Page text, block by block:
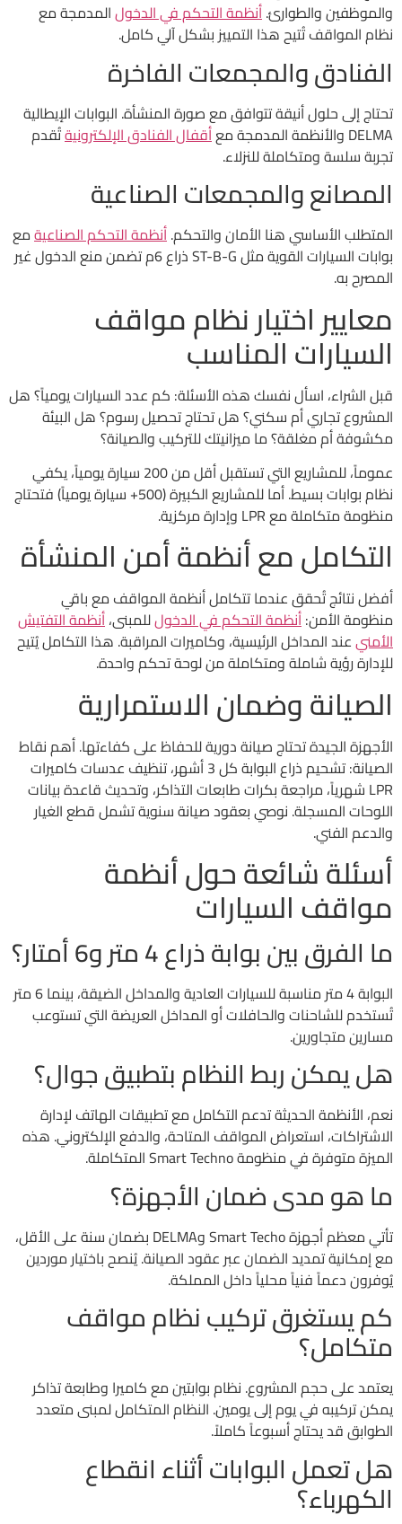
والموظفين والطوارئ.أنظمة التحكم في الدخولالمدمجة مع
نظام المواقف تُتيح هذا التمييز بشكل آلي كامل.
الفنادق والمجمعات الفاخرة
تحتاج إلى حلول أنيقة تتوافق مع صورة المنشأة. البوابات الإيطالية
DELMA والأنظمة المدمجة مع
أقفال الفنادق الإلكترونيةتُقدم
تجربة سلسة ومتكاملة للنزلاء.
المصانع والمجمعات الصناعية
المتطلب الأساسي هنا الأمان والتحكم.أنظمة التحكم الصناعيةمع
بوابات السيارات القوية مثل ST-B-G ذراع 6م تضمن منع الدخول غير
المصرح به.
معايير اختيار نظام مواقف
السيارات المناسب
قبل الشراء، اسأل نفسك هذه الأسئلة: كم عدد السيارات يومياً؟ هل
المشروع تجاري أم سكني؟ هل تحتاج تحصيل رسوم؟ هل البيئة
مكشوفة أم مغلقة؟ ما ميزانيتك للتركيب والصيانة؟
عموماً، للمشاريع التي تستقبل أقل من 200 سيارة يومياً، يكفي
نظام بوابات بسيط. أما للمشاريع الكبيرة (500+ سيارة يومياً) فتحتاج
منظومة متكاملة مع LPR وإدارة مركزية.
التكامل مع أنظمة أمن المنشأة
أفضل نتائج تُحقق عندما تتكامل أنظمة المواقف مع باقي
منظومة الأمن:أنظمة التحكم في الدخولللمبنى،أنظمة التفتيش
الأمنيعند المداخل الرئيسية، وكاميرات المراقبة. هذا التكامل يُتيح
للإدارة رؤية شاملة ومتكاملة من لوحة تحكم واحدة.
الصيانة وضمان الاستمرارية
الأجهزة الجيدة تحتاج صيانة دورية للحفاظ على كفاءتها. أهم نقاط
الصيانة: تشحيم ذراع البوابة كل 3 أشهر، تنظيف عدسات كاميرات
LPR شهرياً، مراجعة بكرات طابعات التذاكر، وتحديث قاعدة بيانات
اللوحات المسجلة. نوصي بعقود صيانة سنوية تشمل قطع الغيار
والدعم الفني.
أسئلة شائعة حول أنظمة
مواقف السيارات
ما الفرق بين بوابة ذراع 4 متر و6 أمتار؟
البوابة 4 متر مناسبة للسيارات العادية والمداخل الضيقة، بينما 6 متر
تُستخدم للشاحنات والحافلات أو المداخل العريضة التي تستوعب
مسارين متجاورين.
هل يمكن ربط النظام بتطبيق جوال؟
نعم، الأنظمة الحديثة تدعم التكامل مع تطبيقات الهاتف لإدارة
الاشتراكات، استعراض المواقف المتاحة، والدفع الإلكتروني. هذه
الميزة متوفرة في منظومة Smart Techno المتكاملة.
ما هو مدى ضمان الأجهزة؟
تأتي معظم أجهزة Smart Techo وDELMA بضمان سنة على الأقل،
مع إمكانية تمديد الضمان عبر عقود الصيانة. يُنصح باختيار موردين
يُوفرون دعماً فنياً محلياً داخل المملكة.
كم يستغرق تركيب نظام مواقف
متكامل؟
يعتمد على حجم المشروع. نظام بوابتين مع كاميرا وطابعة تذاكر
يمكن تركيبه في يوم إلى يومين. النظام المتكامل لمبنى متعدد
الطوابق قد يحتاج أسبوعاً كاملاً.
هل تعمل البوابات أثناء انقطاع
الكهرباء؟